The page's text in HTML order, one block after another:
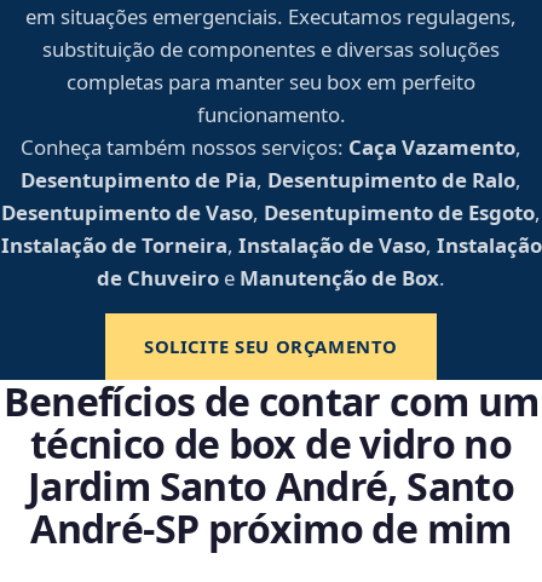
em situações emergenciais. Executamos regulagens,
substituição de componentes e diversas soluções
completas para manter seu box em perfeito
funcionamento.
Conheça também nossos serviços: Caça Vazamento,
Desentupimento de Pia, Desentupimento de Ralo,
Desentupimento de Vaso, Desentupimento de Esgoto,
Instalação de Torneira, Instalação de Vaso, Instalação
de Chuveiro e Manutenção de Box.
SOLICITE SEU ORÇAMENTO
Benefícios de contar com um
técnico de box de vidro no
Jardim Santo André, Santo
André‑SP próximo de mim